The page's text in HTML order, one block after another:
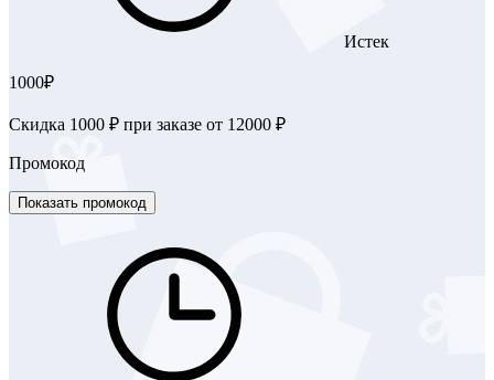
Истек
1000₽
Скидка 1000 ₽ при заказе от 12000 ₽
Промокод
Показать промокод